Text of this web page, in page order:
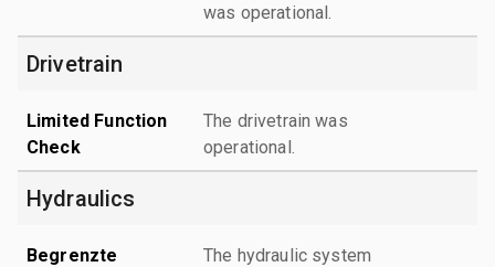
was operational.
Drivetrain
Limited Function
Check
The drivetrain was
operational.
Hydraulics
Begrenzte
The hydraulic system